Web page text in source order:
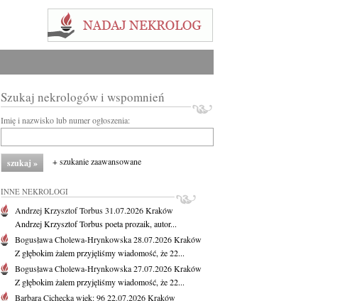
Szukaj nekrologów i wspomnień
Imię i nazwisko lub numer ogłoszenia:
+ szukanie zaawansowane
INNE NEKROLOGI
Andrzej Krzysztof Torbus31.07.2026Kraków
Andrzej Krzysztof Torbus poeta prozaik, autor...
Bogusława Cholewa-Hrynkowska28.07.2026Kraków
Z głębokim żalem przyjęliśmy wiadomość, że 22...
Bogusława Cholewa-Hrynkowska27.07.2026Kraków
Z głębokim żalem przyjęliśmy wiadomość, że 22...
Barbara Cicheckawiek: 9622.07.2026Kraków